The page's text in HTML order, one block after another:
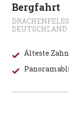
Bergfahrt
EUTSCHLAND
Älteste